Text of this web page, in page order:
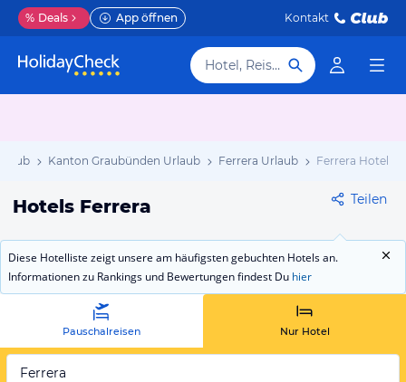
% Deals App öffnen Kontakt
Hotel, Reiseziel
Kanton Graubünden Urlaub Ferrera Urlaub Ferrera Hotels
Hotels Ferrera Teilen
Diese Hotelliste zeigt unsere am häufigsten gebuchten Hotels an.
Informationen zu Rankings und Bewertungen findest Du hier
Pauschalreisen Nur Hotel
Ferrera